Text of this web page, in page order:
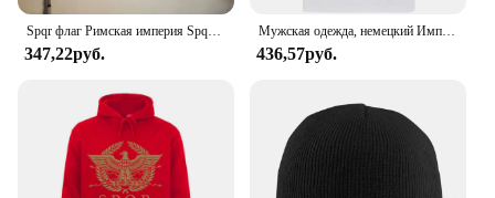
Spqr флаг Римская империя Spqr флаг гордость баннер открытый для украшения 150*90 см полиэстер
347,22руб.
Мужская одежда, немецкий Империя, флаг битвы патриот, футболка, креативная Ретро футболка, летняя мужская версия, мужские рубашки
436,57руб.